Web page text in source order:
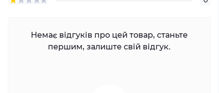
Немає відгуків про цей товар, станьте
першим, залиште свій відгук.